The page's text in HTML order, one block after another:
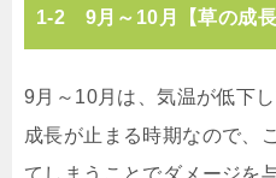
1-2 9月～10月【草の成長
9月～10月は、気温が低下
成長が止まる時期なので、
てしまうことでダメージを